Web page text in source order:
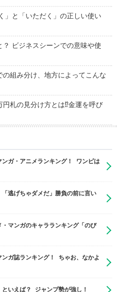
」と「いただく」の正しい使い
？ ビジネスシーンでの意味や使
組み分け、地方によってこんな
札の見分け方とは⁉金運を呼び
ガ・アニメランキング！ ワンピは
逃げちゃダメだ」勝負の前に言い
マンガのキャラランキング「のび
ガ誌ランキング！ ちゃお、なかよ
いえば？ ジャンプ勢が強し！